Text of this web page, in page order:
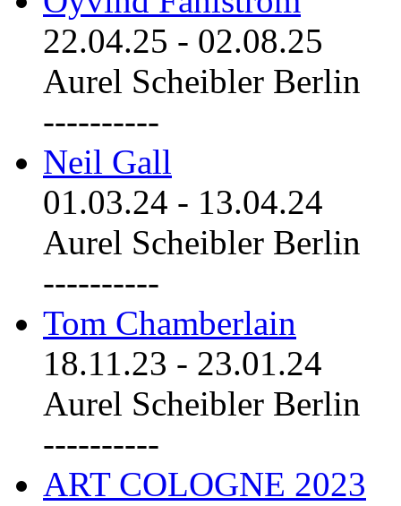
22.04.25 - 02.08.25
Aurel Scheibler Berlin
----------
Neil Gall
01.03.24 - 13.04.24
Aurel Scheibler Berlin
----------
Tom Chamberlain
18.11.23 - 23.01.24
Aurel Scheibler Berlin
----------
ART COLOGNE 2023